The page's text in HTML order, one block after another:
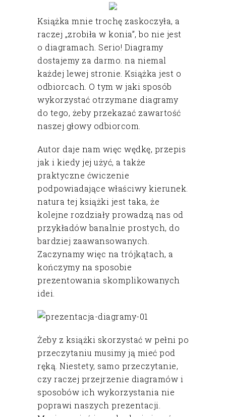
Książka mnie trochę zaskoczyła, a
raczej „zrobiła w konia”, bo nie jest
o diagramach. Serio! Diagramy
dostajemy za darmo. na niemal
każdej lewej stronie. Książka jest o
odbiorcach. O tym w jaki sposób
wykorzystać otrzymane diagramy
do tego, żeby przekazać zawartość
naszej głowy odbiorcom.
Autor daje nam więc wędkę, przepis
jak i kiedy jej użyć, a także
praktyczne ćwiczenie
podpowiadające właściwy kierunek.
natura tej książki jest taka, że
kolejne rozdziały prowadzą nas od
przykładów banalnie prostych, do
bardziej zaawansowanych.
Zaczynamy więc na trójkątach, a
kończymy na sposobie
prezentowania skomplikowanych
idei.
Żeby z książki skorzystać w pełni po
przeczytaniu musimy ją mieć pod
ręką. Niestety, samo przeczytanie,
czy raczej przejrzenie diagramów i
sposobów ich wykorzystania nie
poprawi naszych prezentacji.